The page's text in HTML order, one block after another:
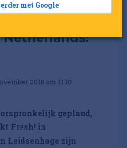
2018 om 11:10
gepland,
Fresh! in
Leidsenhage zijn
met Google